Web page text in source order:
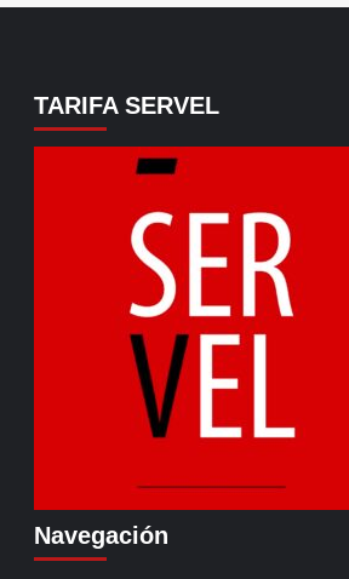
TARIFA SERVEL
Navegación